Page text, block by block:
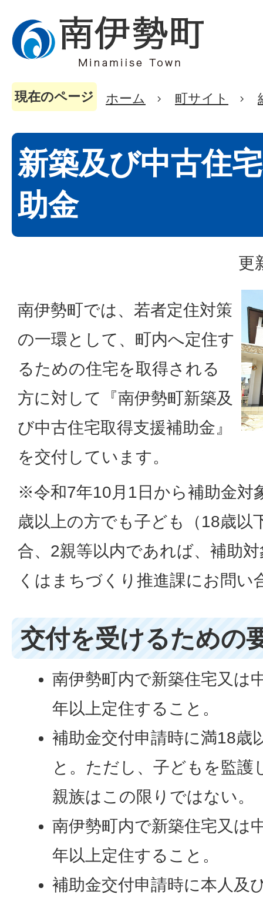
現在のページ ホーム 町サイト
新築及び中古住
助金
更
南伊勢町では、若者定住対策
の一環として、町内へ定住す
るための住宅を取得される
方に対して『南伊勢町新築及
び中古住宅取得支援補助金』
を交付しています。
※令和7年10月1日から補助金対
歳以上の方でも子ども（18歳以
合、2親等以内であれば、補助
くはまちづくり推進課にお問い
交付を受けるための
南伊勢町内で新築住宅又は
年以上定住すること。
補助金交付申請時に満18歳
と。ただし、子どもを監護
親族はこの限りではない。
南伊勢町内で新築住宅又は
年以上定住すること。
補助金交付申請時に本人及